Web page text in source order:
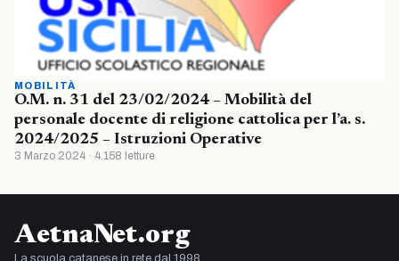
MOBILITÀ
O.M. n. 31 del 23/02/2024 – Mobilità del
personale docente di religione cattolica per l’a. s.
2024/2025 – Istruzioni Operative
3 Marzo 2024 · 4.158 letture
AetnaNet.org
La scuola catanese in rete dal 1998